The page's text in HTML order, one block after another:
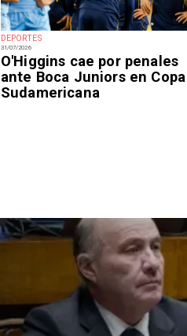
DEPORTES
31/07/2026
O'Higgins cae por penales
ante Boca Juniors en Copa
Sudamericana